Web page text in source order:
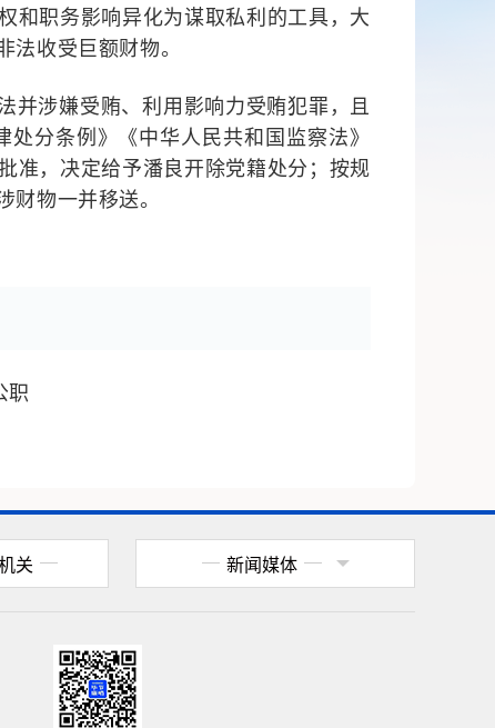
和职务影响异化为谋取私利的工具，大
法收受巨额财物。
并涉嫌受贿、利用影响力受贿犯罪，且
分条例》《中华人民共和国监察法》
准，决定给予潘良开除党籍处分； 按规
物一并移送。
职
关 新闻媒体